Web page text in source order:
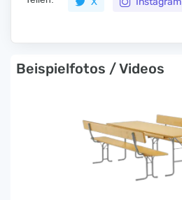
Beispielfotos / Videos